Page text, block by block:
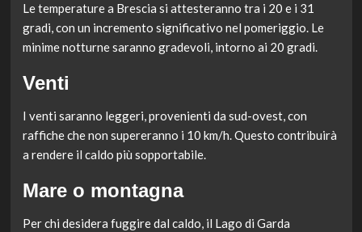
Le temperature a Brescia si attesteranno tra i 20 e i 31
gradi, con un incremento significativo nel pomeriggio. Le
minime notturne saranno gradevoli, intorno ai 20 gradi.
Venti
I venti saranno leggeri, provenienti da sud-ovest, con
raffiche che non supereranno i 10 km/h. Questo contribuirà
a rendere il caldo più sopportabile.
Mare o montagna
Per chi desidera fuggire dal caldo, il Lago di Garda